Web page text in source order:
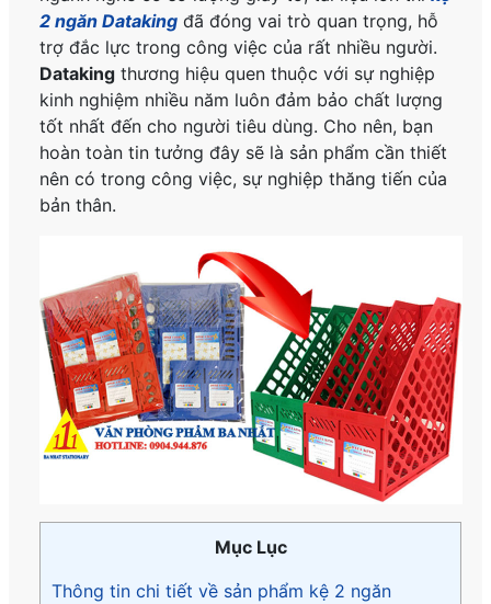
2 ngăn Dataking đã đóng vai trò quan trọng, hỗ
trợ đắc lực trong công việc của rất nhiều người.
Dataking thương hiệu quen thuộc với sự nghiệp
kinh nghiệm nhiều năm luôn đảm bảo chất lượng
tốt nhất đến cho người tiêu dùng. Cho nên, bạn
hoàn toàn tin tưởng đây sẽ là sản phẩm cần thiết
nên có trong công việc, sự nghiệp thăng tiến của
bản thân.
Mục Lục
Thông tin chi tiết về sản phẩm kệ 2 ngăn